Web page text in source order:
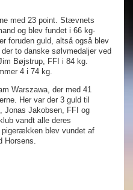
med 23 point. Stævnets
og blev fundet i 66 kg-
foruden guld, altså også blev
to danske sølvmedaljer ved
Bøjstrup, FFI i 84 kg.
4 i 74 kg.
Warszawa, der med 41
Her var der 3 guld til
Jonas Jakobsen, FFI og
vandt alle deres
blev vundet af
Horsens.